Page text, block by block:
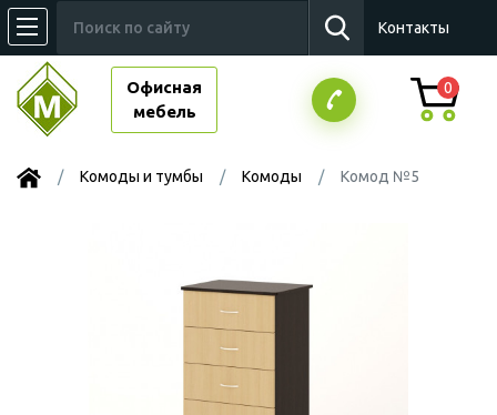
Контакты
Офисная
мебель
0
Комоды и тумбы Комоды Комод №5